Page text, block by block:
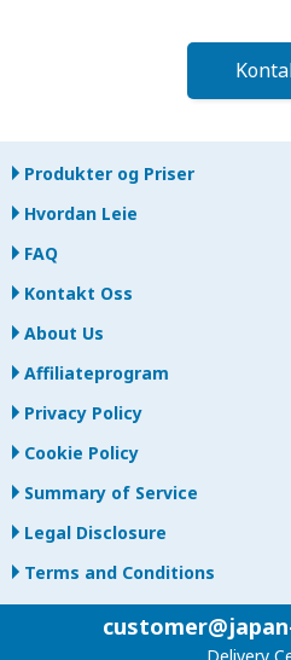
Produkter og Priser
Hvordan Leie
FAQ
Kontakt Oss
About Us
Affiliateprogram
Privacy Policy
Cookie Policy
Summary of Service
Legal Disclosure
Terms and Conditions